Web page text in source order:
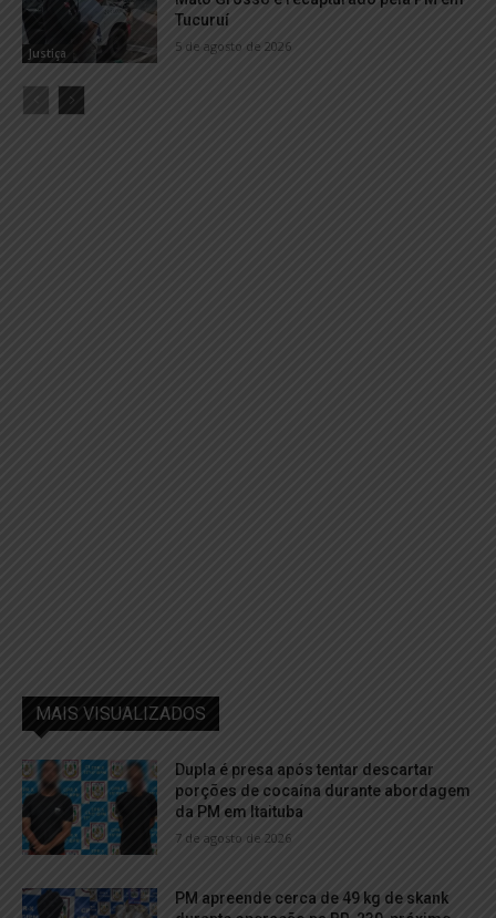
Justiça
Tucuruí
5 de agosto de 2026
MAIS VISUALIZADOS
Dupla é presa após tentar descartar
porções de cocaína durante abordagem
da PM em Itaituba
7 de agosto de 2026
PM apreende cerca de 49 kg de skank